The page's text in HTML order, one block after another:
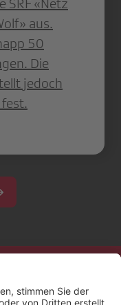
SRF «Netz
aus.
50
Die
jedoch